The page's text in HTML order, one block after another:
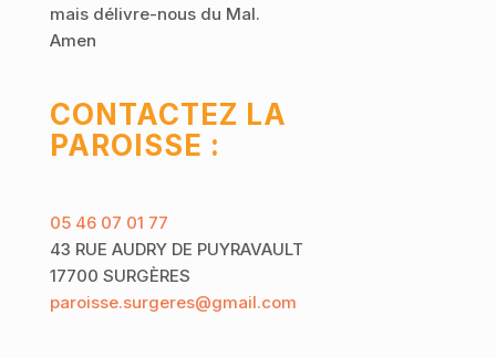
mais délivre-nous du Mal.
Amen
CONTACTEZ LA
PAROISSE :
05 46 07 01 77
43 RUE AUDRY DE PUYRAVAULT
17700 SURGÈRES
paroisse.surgeres@gmail.com